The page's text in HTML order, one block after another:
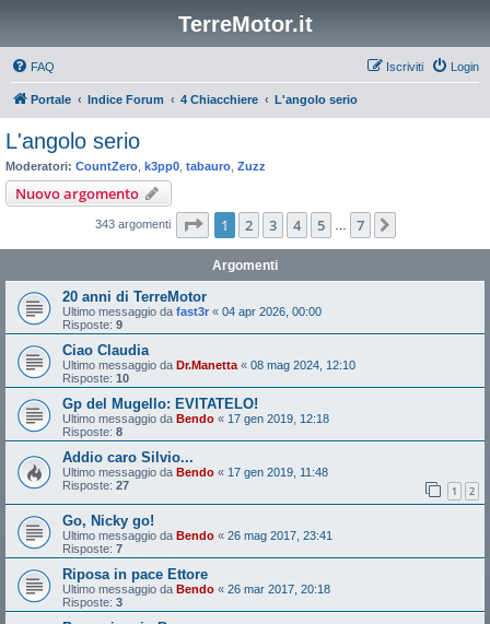
TerreMotor.it
FAQ Login
Iscriviti
Portale Indice Forum 4 Chiacchiere L'angolo serio
L'angolo serio
Moderatori: CountZero k3pp0 tabauro Zuzz
Nuovo argomento
343 argomenti Pagina di
1 2 3 4 5 7
Argomenti
20 anni di TerreMotor
Ultimo messaggio da fast3r « 04 apr 2026, 00:00
Risposte: 9
Ciao Claudia
Ultimo messaggio da Dr.Manetta « 08 mag 2024, 12:10
Risposte: 10
Gp del Mugello: EVITATELO!
Ultimo messaggio da Bendo « 17 gen 2019, 12:18
Risposte: 8
Addio caro Silvio...
Ultimo messaggio da Bendo « 17 gen 2019, 11:48
Risposte: 27 1 2
Go, Nicky go!
Ultimo messaggio da Bendo « 26 mag 2017, 23:41
Risposte: 7
Riposa in pace Ettore
Ultimo messaggio da Bendo « 26 mar 2017, 20:18
Risposte: 3